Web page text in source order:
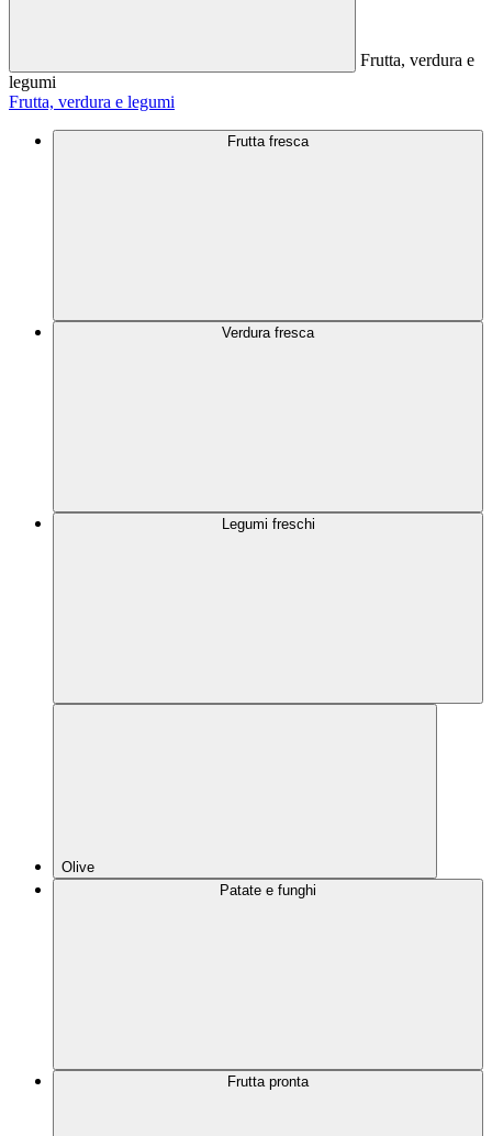
Frutta, verdura e
legumi
Frutta, verdura e legumi
Frutta fresca
Verdura fresca
Legumi freschi
Olive
Patate e funghi
Frutta pronta